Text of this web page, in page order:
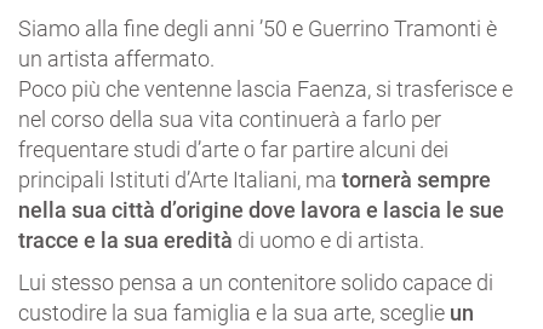
Siamo alla fine degli anni ’50 e Guerrino Tramonti è
un artista affermato.
Poco più che ventenne lascia Faenza, si trasferisce e
nel corso della sua vita continuerà a farlo per
frequentare studi d’arte o far partire alcuni dei
principali Istituti d’Arte Italiani, ma tornerà sempre
nella sua città d’origine dove lavora e lascia le sue
tracce e la sua eredità di uomo e di artista.
Lui stesso pensa a un contenitore solido capace di
custodire la sua famiglia e la sua arte, sceglie un